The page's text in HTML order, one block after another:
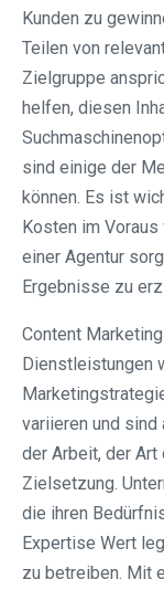
Kunden zu
Teilen von
Zielgruppe
helfen, diesen
sind einige der
können. Es ist
Kosten im
einer Agentur
Ergebnisse zu
Content
Dienstleistungen
variieren und sind
der Arbeit, der
Zielsetzung.
die ihren
Expertise Wert
zu betreiben. Mit